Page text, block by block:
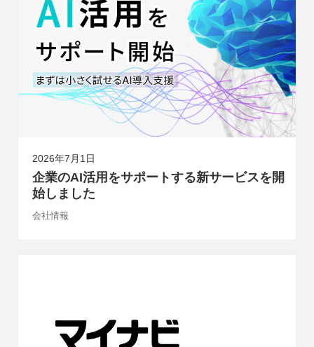
2026年7月1日
企業のAI活用をサポートする新サービスを開
始しました
会社情報